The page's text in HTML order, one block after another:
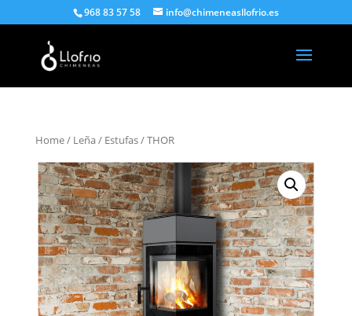
968 83 57 58 info@chimeneasllofrio.es
Home/ Leña/ Estufas/ THOR